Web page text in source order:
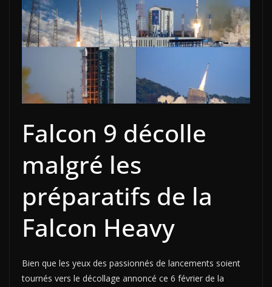
Falcon 9 décolle
malgré les
préparatifs de la
Falcon Heavy
Bien que les yeux des passionnés de lancements soient
tournés vers le décollage annoncé ce 6 février de la